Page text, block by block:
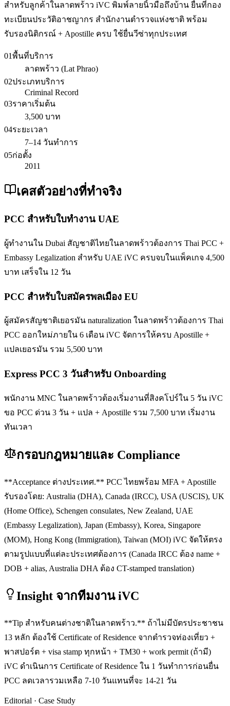
สำหรับลูกค้าในลาดพร้าว iVC พิมพ์ลายนิ้วมือถึงบ้าน ยื่นที่กอง
ทะเบียนประวัติอาชญากร สำนักงานตำรวจแห่งชาติ พร้อม
รับรองนิติกรณ์ + Apostille ครบ ใช้ยื่นวีซ่าทุกประเทศ
01พื้นที่บริการ
ลาดพร้าว (Lat Phrao)
02ประเภทบริการ
Criminal Record
03ราคาเริ่มต้น
3,500 บาท
04ระยะเวลา
7–14 วันทำการ
05ก่อตั้ง
2011
เคสตัวอย่างที่ทำจริง
PCC สำหรับใบทำงาน UAE
ผู้ทำงานใน Dubai สัญชาติไทยในลาดพร้าวต้องการ Thai PCC +
Embassy Legalization สำหรับ UAE iVC ครบจบในแพ็คเกจ 4,500
บาท เสร็จใน 12 วัน
PCC สำหรับใบสมัครพลเมือง EU
ผู้สมัครสัญชาติเยอรมัน naturalization ในลาดพร้าวต้องการ Thai
PCC ออกใหม่ภายใน 6 เดือน iVC จัดการให้ครบ Apostille +
แปลเยอรมัน รวม 5,500 บาท
Express PCC 3 วันสำหรับ Onboarding
พนักงาน MNC ในลาดพร้าวต้องเริ่มงานที่สิงคโปร์ใน 5 วัน iVC
ขอ PCC ด่วน 3 วัน + แปล + Apostille รวม 7,500 บาท เริ่มงาน
ทันเวลา
กรอบกฎหมายและ Compliance
**Acceptance ต่างประเทศ.** PCC ไทยพร้อม MFA + Apostille
รับรองโดย: Australia (DHA), Canada (IRCC), USA (USCIS), UK
(Home Office), Schengen consulates, New Zealand, UAE
(Embassy Legalization), Japan (Embassy), Korea, Singapore
(MOM), Hong Kong (Immigration), Taiwan (MOI) iVC จัดให้ตรง
ตามรูปแบบที่แต่ละประเทศต้องการ (Canada IRCC ต้อง name +
DOB + alias, Australia DHA ต้อง CT-stamped translation)
Insight จากทีมงาน iVC
**Tip สำหรับคนต่างชาติในลาดพร้าว.** ถ้าไม่มีบัตรประชาชน
13 หลัก ต้องใช้ Certificate of Residence จากตำรวจท่องเที่ยว +
พาสปอร์ต + visa stamp ทุกหน้า + TM30 + work permit (ถ้ามี)
iVC ดำเนินการ Certificate of Residence ใน 1 วันทำการก่อนยื่น
PCC ลดเวลารวมเหลือ 7-10 วันแทนที่จะ 14-21 วัน
Editorial · Case Study